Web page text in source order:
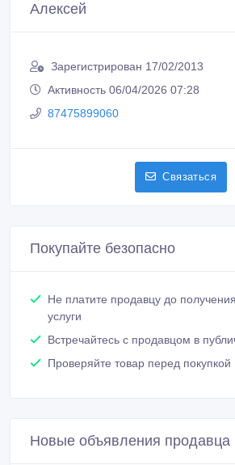
Алексей
Зарегистрирован 17/02/2013
Активность 06/04/2026 07:28
87475899060
Связаться
Покупайте безопасно
Не платите продавцу до
услуги
Встречайтесь с продавцом в
Проверяйте товар перед покупкой
Новые объявления продавца